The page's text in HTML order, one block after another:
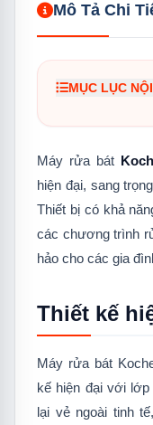
Mô Tả Chi
MỤC LỤC
1.1Mặt
1.2 Mặt
Mặt
1.4 Bên
Chức
4.
Chức
Máy rửa bát
hiện đại, sang
Thiết bị có khả
các chương trình
hảo cho các gia
Thiết kế
Máy rửa bát
kế hiện đại với lớp
lại vẻ ngoài tinh